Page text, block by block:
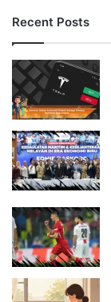
Recent Posts